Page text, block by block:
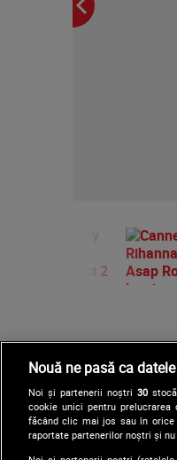
Nouă ne pasă ca
Noi și partenerii noștri 30
cookie unici pentru
făcând clic mai jos sau în
raportate partenerilor noștri și nu